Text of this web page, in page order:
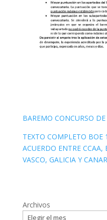
BAREMO CONCURSO
TEXTO COMPLETO
ACUERDO ENTRE CCAA,
VASCO, GALICIA Y
Archivos